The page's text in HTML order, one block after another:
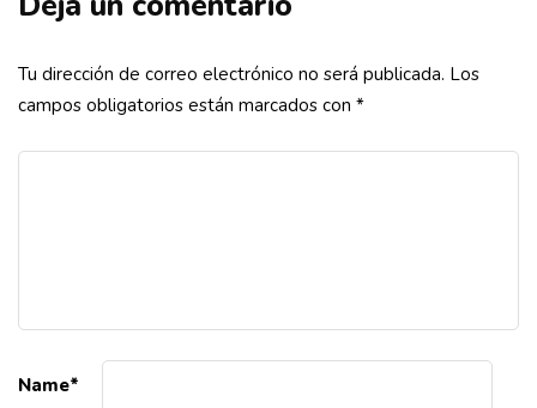
Tu dirección de correo electrónico no será publicada. Los
campos obligatorios están marcados con *
Name*